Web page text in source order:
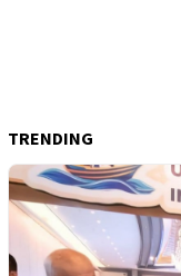
TRENDING